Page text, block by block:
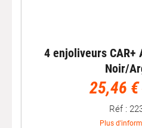
4 enjoliveurs CAR+
Noir/
25,46 €
Réf :
Plus